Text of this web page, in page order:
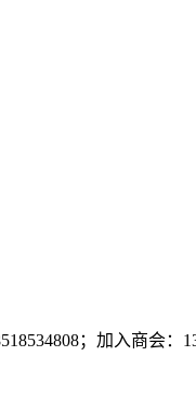
；加入商会：